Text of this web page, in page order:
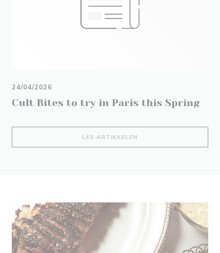
Cult Bites to try in Paris this Spring
24/04/2026
LES ARTIKKELEN